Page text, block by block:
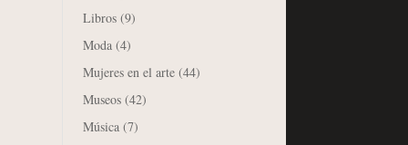
Libros (9)
Moda (4)
Mujeres en el arte (44)
Museos (42)
Música (7)